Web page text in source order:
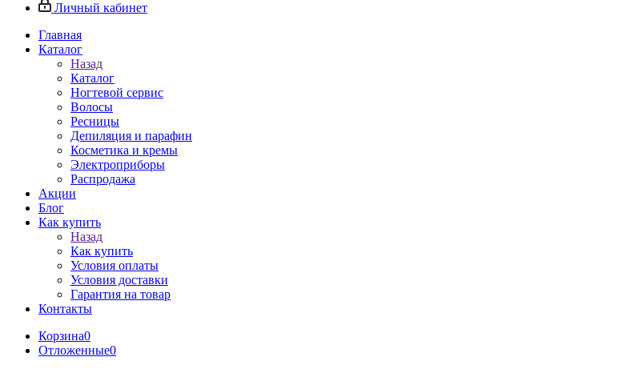
Личный кабинет
Главная
Каталог
Назад
Каталог
Ногтевой сервис
Волосы
Ресницы
Депиляция и парафин
Косметика и кремы
Электроприборы
Распродажа
Акции
Блог
Как купить
Назад
Как купить
Условия оплаты
Условия доставки
Гарантия на товар
Контакты
Корзина0
Отложенные0